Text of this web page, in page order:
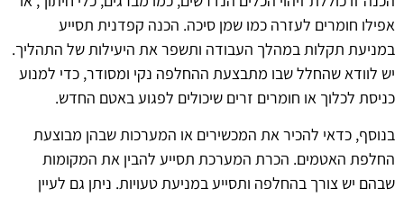
אפילו חומרים לעזרה כמו שמן סיכה. הכנה קפדנית תסייע
במניעת תקלות במהלך העבודה ותשפר את היעילות של התהליך.
יש לוודא שהחלל שבו מתבצעת ההחלפה נקי ומסודר, כדי למנוע
כניסת לכלוך או חומרים זרים שיכולים לפגוע באטם החדש.
בנוסף, כדאי להכיר את המכשירים או המערכות שבהן מבוצעת
החלפת האטמים. הכרת המערכת תסייע להבין את המקומות
שבהם יש צורך בהחלפה ותסייע במניעת טעויות. ניתן גם לעיין